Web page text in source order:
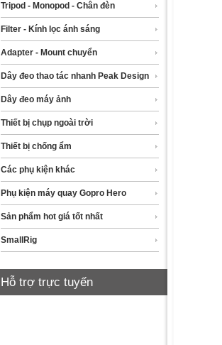
Tripod - Monopod - Chân đèn
Filter - Kính lọc ánh sáng
Adapter - Mount chuyển
Dây đeo thao tác nhanh Peak Design
Dây đeo máy ảnh
Thiết bị chụp ngoài trời
Thiết bị chống ẩm
Các phụ kiện khác
Phụ kiện máy quay Gopro Hero
Sản phẩm hot giá tốt nhất
SmallRig
Hỗ trợ trực tuyến